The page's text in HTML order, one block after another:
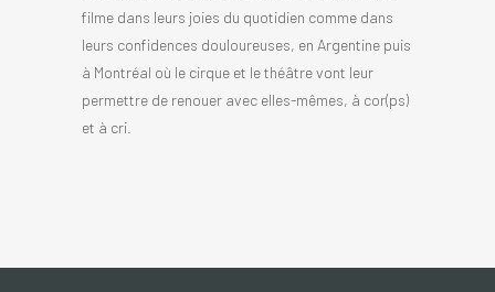
filme dans leurs joies du quotidien comme dans
leurs confidences douloureuses, en Argentine puis
à Montréal où le cirque et le théâtre vont leur
permettre de renouer avec elles-mêmes, à cor(ps)
et à cri.